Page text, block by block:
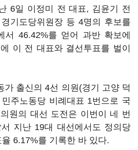
6일 이정미 전 대표, 김윤기 전
기도당위원장 등 4명의 후보를
서 46.42%를 얻어 과반 확보에
이 전 대표와 결선투표를 벌이
가 출신의 4선 의원(경기 고양 덕
주노동당 비례대표 1번으로 국
원의 대선 도전은 이번이 네 번
지난 19대 대선에서도 정의당
6.17%를 기록한 바 있다.